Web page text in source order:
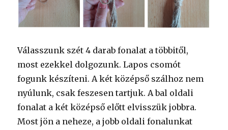
Válasszunk szét 4 darab fonalat a többitől,
most ezekkel dolgozunk. Lapos csomót
fogunk készíteni. A két középső szálhoz nem
nyúlunk, csak feszesen tartjuk. A bal oldali
fonalat a két középső előtt elvisszük jobbra.
Most jön a neheze, a jobb oldali fonalunkat